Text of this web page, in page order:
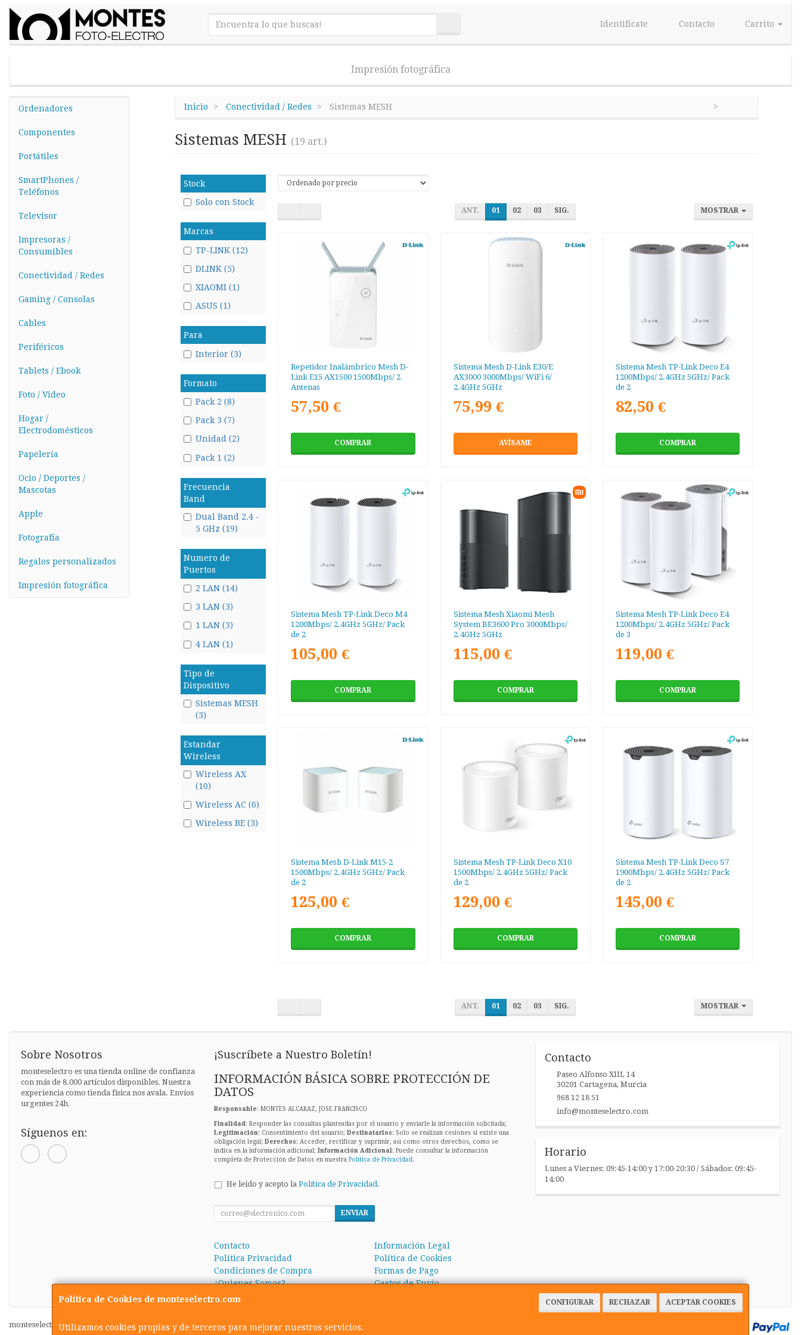
Identifícate Contacto Carrito
Impresión fotográfica
Ordenadores
Componentes
Portátiles
SmartPhones /
Teléfonos
Televisor
Impresoras /
Consumibles
Conectividad / Redes
Gaming / Consolas
Cables
Periféricos
Tablets / Ebook
Foto / Video
Hogar /
Electrodomésticos
Papelería
Ocio / Deportes /
Mascotas
Apple
Fotografía
Regalos personalizados
Impresión fotográfica
Inicio Conectividad / Redes Sistemas MESH
Sistemas MESH (19 art.)
Stock
Solo con Stock
Marcas
TP-LINK (12)
DLINK (5)
XIAOMI (1)
ASUS (1)
Para
Interior (3)
Formato
Pack 2 (8)
Pack 3 (7)
Unidad (2)
Pack 1 (2)
Frecuencia
Band
Dual Band 2.4 -
5 GHz (19)
Numero de
Puertos
2 LAN (14)
3 LAN (3)
1 LAN (3)
4 LAN (1)
Tipo de
Dispositivo
Sistemas MESH
(3)
Estandar
Wireless
Wireless AX
(10)
Wireless AC (6)
Wireless BE (3)
ANT. 01 02 03 SIG. MOSTRAR
Repetidor Inalámbrico Mesh D-
Link E15 AX1500 1500Mbps/ 2
Antenas
57,50 €
COMPRAR
Sistema Mesh D-Link E30/E
AX3000 3000Mbps/ WiFi 6/
2.4GHz 5GHz
75,99 €
AVÍSAME
Sistema Mesh TP-Link Deco E4
1200Mbps/ 2.4GHz 5GHz/ Pack
de 2
82,50 €
COMPRAR
Sistema Mesh TP-Link Deco M4
1200Mbps/ 2.4GHz 5GHz/ Pack
de 2
105,00 €
COMPRAR
Sistema Mesh Xiaomi Mesh
System BE3600 Pro 3000Mbps/
2.4GHz 5GHz
115,00 €
COMPRAR
Sistema Mesh TP-Link Deco E4
1200Mbps/ 2.4GHz 5GHz/ Pack
de 3
119,00 €
COMPRAR
Sistema Mesh D-Link M15-2
1500Mbps/ 2.4GHz 5GHz/ Pack
de 2
125,00 €
COMPRAR
Sistema Mesh TP-Link Deco X10
1500Mbps/ 2.4GHz 5GHz/ Pack
de 2
129,00 €
COMPRAR
Sistema Mesh TP-Link Deco S7
1900Mbps/ 2.4GHz 5GHz/ Pack
de 2
145,00 €
COMPRAR
ANT. 01 02 03 SIG. MOSTRAR
Política de Cookies de monteselectro.com CONFIGURAR RECHAZAR ACEPTAR COOKIES
Utilizamos cookies propias y de terceros para mejorar nuestros servicios.
Sobre Nosotros
monteselectro es una tienda online de confianza
con más de 8.000 artículos disponibles. Nuestra
experiencia como tienda física nos avala. Envíos
urgentes 24h.
Síguenos en:
¡Suscríbete a Nuestro Boletín!
INFORMACIÓN BÁSICA SOBRE PROTECCIÓN DE
DATOS
Responsable: MONTES ALCARAZ, JOSE FRANCISCO
Finalidad : Responder las consultas planteadas por el usuario y enviarle la información solicitada;
Legitimación: Consentimiento del usuario; Destinatarios: Solo se realizan cesiones si existe una
obligación legal; Derechos: Acceder, rectificar y suprimir, así como otros derechos, como se
indica en la información adicional; Información Adicional : Puede consultar la información
completa de Protección de Datos en nuestra Política de Privacidad .
He leído y acepto la Política de Privacidad.
ENVIAR
Contacto
Información Legal
Política Privacidad
Política de Cookies
Condiciones de Compra
Formas de Pago
¿Quienes Somos?
Gastos de Envío
Contacto
Paseo Alfonso XIII, 14
30201 Cartagena, Murcia
968 12 18 51
info@monteselectro.com
Horario
Lunes a Viernes: 09:45-14:00 y 17:00-20:30 / Sábados: 09:45-
14:00
monteselectro.com © 2026